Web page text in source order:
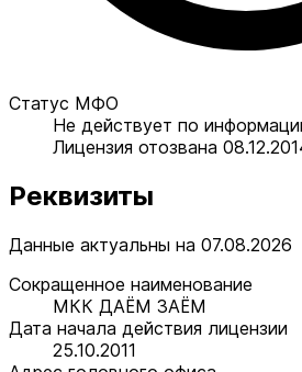
Статус МФО
Не действует по
Лицензия отозвана
Реквизиты
Данные актуальны на 07.08.2026
Сокращенное наименование
МКК ДАЁМ ЗАЁМ
Дата начала действия лицензии
25.10.2011